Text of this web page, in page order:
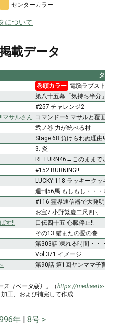
センターカラー
について
載データ
タイ
巻頭カラー 電脳ラブスト
第八十五幕「気持ち半分」
#257 チャレンジ2
マサルさん コマンドー6 マサルと覆面
弐ノ巻 力が統べる村
Stage.68 負けられぬ理由!の
3. 炎
RETURN46→このままでい
#152 BURNING!!
LUCKY:118 ラッキークッキ
週刊56馬 もしもし・・・私
#116 霊界通信器で大発明!
お宝7 小野繁慶二尺四寸
す!!
口伝四十五 心臓停止!!
その13 猫またの愛の巻
第303話 凍れる時間・・・!
Vol.371 イメージ
第90話 第1回ヤンママ子育
ス（ベータ版）」 （https://mediaarts-
工、および補完して作成
年 8号